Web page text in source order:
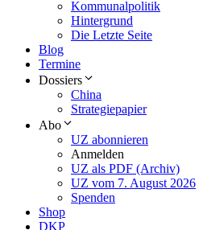
Kommunalpolitik
Hintergrund
Die Letzte Seite
Blog
Termine
Dossiers
China
Strategiepapier
Abo
UZ abonnieren
Anmelden
UZ als PDF (Archiv)
UZ vom 7. August 2026
Spenden
Shop
DKP